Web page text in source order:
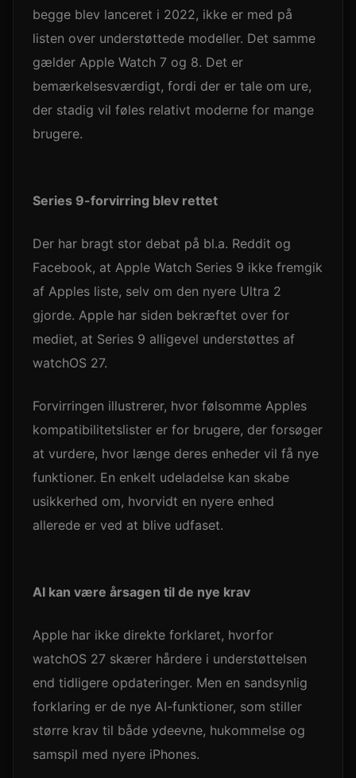
begge blev lanceret i 2022, ikke er med på
listen over understøttede modeller. Det samme
gælder Apple Watch 7 og 8. Det er
bemærkelsesværdigt, fordi der er tale om ure,
der stadig vil føles relativt moderne for mange
brugere.
Series 9-forvirring blev rettet
Der har bragt stor debat på bl.a. Reddit og
Facebook, at Apple Watch Series 9 ikke fremgik
af Apples liste, selv om den nyere Ultra 2
gjorde. Apple har siden bekræftet over for
mediet, at Series 9 alligevel understøttes af
watchOS 27.
Forvirringen illustrerer, hvor følsomme Apples
kompatibilitetslister er for brugere, der forsøger
at vurdere, hvor længe deres enheder vil få nye
funktioner. En enkelt udeladelse kan skabe
usikkerhed om, hvorvidt en nyere enhed
allerede er ved at blive udfaset.
AI kan være årsagen til de nye krav
Apple har ikke direkte forklaret, hvorfor
watchOS 27 skærer hårdere i understøttelsen
end tidligere opdateringer. Men en sandsynlig
forklaring er de nye AI-funktioner, som stiller
større krav til både ydeevne, hukommelse og
samspil med nyere iPhones.